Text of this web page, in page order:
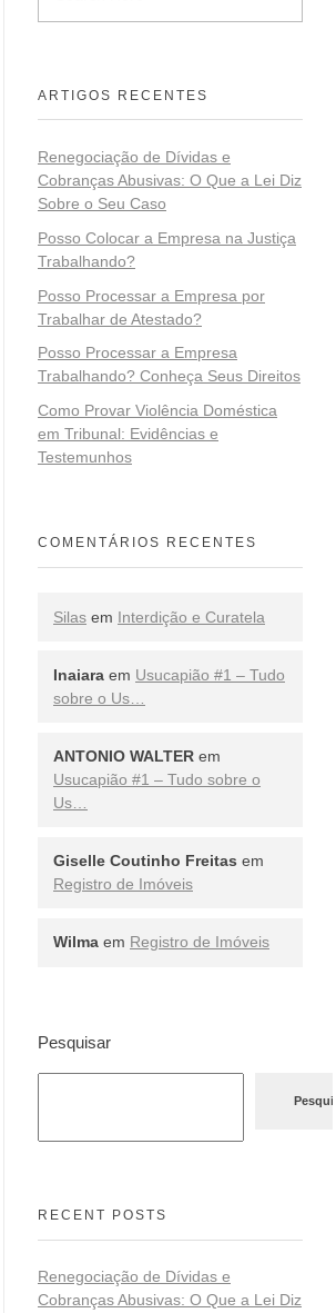
ARTIGOS RECENTES
Renegociação de Dívidas e
Cobranças Abusivas: O Que a Lei Diz
Sobre o Seu Caso
Posso Colocar a Empresa na Justiça
Trabalhando?
Posso Processar a Empresa por
Trabalhar de Atestado?
Posso Processar a Empresa
Trabalhando? Conheça Seus Direitos
Como Provar Violência Doméstica
em Tribunal: Evidências e
Testemunhos
COMENTÁRIOS RECENTES
Silas em Interdição e Curatela
Inaiara em Usucapião #1 – Tudo
sobre o Us…
ANTONIO WALTER em
Usucapião #1 – Tudo sobre o
Us…
Giselle Coutinho Freitas em
Registro de Imóveis
Wilma em Registro de Imóveis
Pesquisar
RECENT POSTS
Renegociação de Dívidas e
Cobranças Abusivas: O Que a Lei Diz